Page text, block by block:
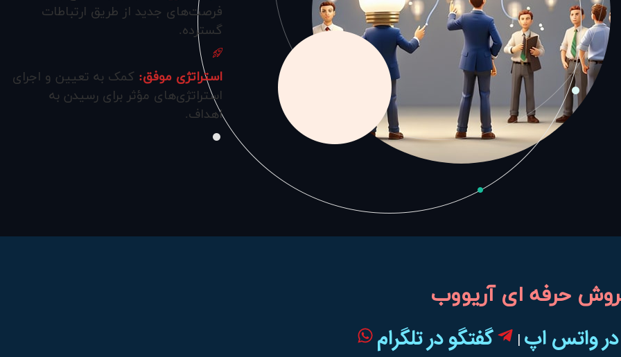
فرصت‌های جدید از طریق ارتباطات
گسترده.
استراتژی موفق: کمک به تعیین و اجرای
استراتژی‌های مؤثر برای رسیدن به
اهداف.
حرفه ای آریووب
واتس اپ | گفتگو در تلگرام